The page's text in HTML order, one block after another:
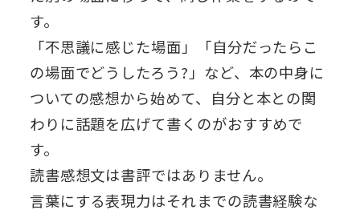
す。
「不思議に感じた場面」「自分だったらこ
の場面でどうしたろう?」など、本の中身に
ついての感想から始めて、自分と本との関
わりに話題を広げて書くのがおすすめで
す。
読書感想文は書評ではありません。
言葉にする表現力はそれまでの読書経験な